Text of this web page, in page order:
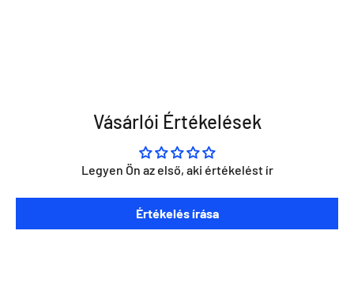
Vásárlói Értékelések
Legyen Ön az első, aki értékelést ír
Értékelés írása
Szeretnéd ha napra kész lennél minden Direct Darts
aktivitással kapcsolatban?